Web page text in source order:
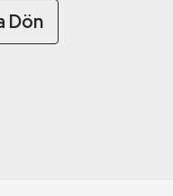
Dön